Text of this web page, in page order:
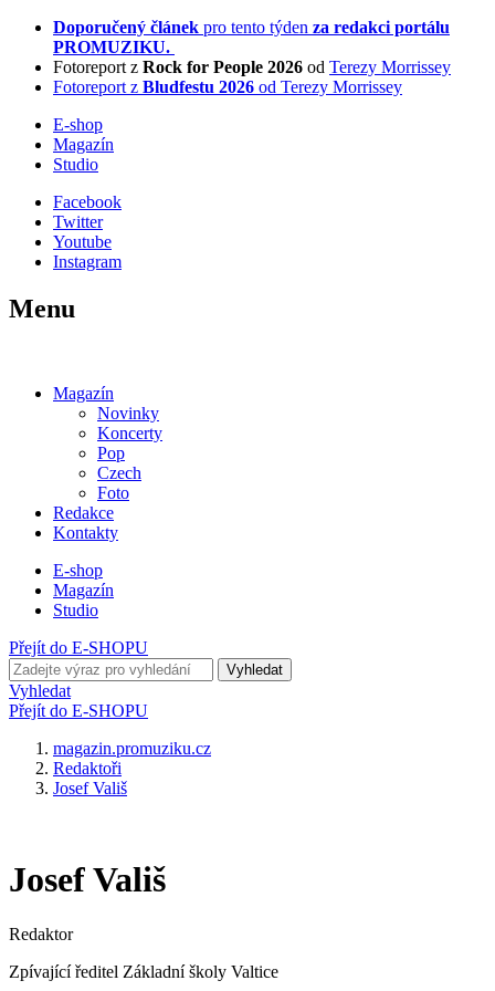
Doporučený článek pro tento týden za redakci portálu
PROMUZIKU.
Fotoreport z Rock for People 2026 od Terezy Morrissey
Fotoreport z Bludfestu 2026 od Terezy Morrissey
E-shop
Magazín
Studio
Facebook
Twitter
Youtube
Instagram
Menu
Magazín
Novinky
Koncerty
Pop
Czech
Foto
Redakce
Kontakty
E-shop
Magazín
Studio
Přejít do E-SHOPU
Vyhledat
Vyhledat
Přejít do E-SHOPU
magazin.promuziku.cz
Redaktoři
Josef Vališ
Josef Vališ
Redaktor
Zpívající ředitel Základní školy Valtice